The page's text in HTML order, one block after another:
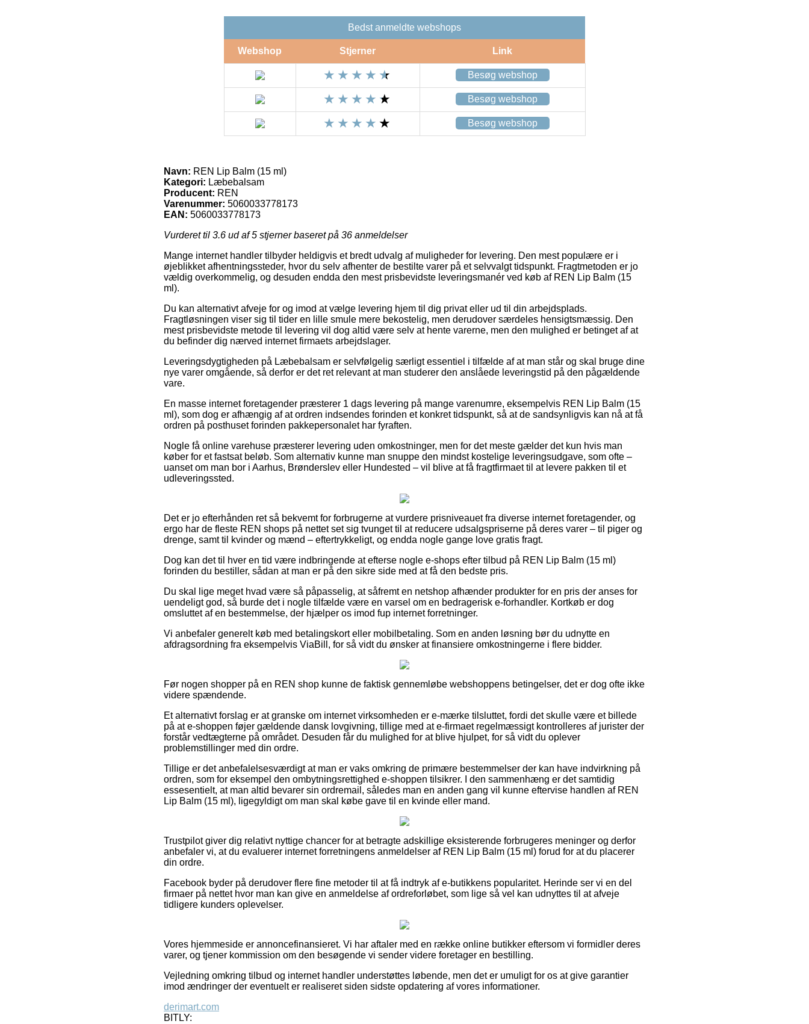
Bedst anmeldte webshops
Webshop Stjerner Link
Besøg webshop
Besøg webshop
Besøg webshop
Navn: REN Lip Balm (15 ml)
Kategori: Læbebalsam
Producent: REN
Varenummer: 5060033778173
EAN: 5060033778173
Vurderet til 3.6 ud af 5 stjerner baseret på 36 anmeldelser
Mange internet handler tilbyder heldigvis et bredt udvalg af muligheder for levering. Den mest populære er i
øjeblikket afhentningssteder, hvor du selv afhenter de bestilte varer på et selvvalgt tidspunkt. Fragtmetoden er jo
vældig overkommelig, og desuden endda den mest prisbevidste leveringsmanér ved køb af REN Lip Balm (15
ml).
Du kan alternativt afveje for og imod at vælge levering hjem til dig privat eller ud til din arbejdsplads.
Fragtløsningen viser sig til tider en lille smule mere bekostelig, men derudover særdeles hensigtsmæssig. Den
mest prisbevidste metode til levering vil dog altid være selv at hente varerne, men den mulighed er betinget af at
du befinder dig nærved internet firmaets arbejdslager.
Leveringsdygtigheden på Læbebalsam er selvfølgelig særligt essentiel i tilfælde af at man står og skal bruge dine
nye varer omgående, så derfor er det ret relevant at man studerer den anslåede leveringstid på den pågældende
vare.
En masse internet foretagender præsterer 1 dags levering på mange varenumre, eksempelvis REN Lip Balm (15
ml), som dog er afhængig af at ordren indsendes forinden et konkret tidspunkt, så at de sandsynligvis kan nå at få
ordren på posthuset forinden pakkepersonalet har fyraften.
Nogle få online varehuse præsterer levering uden omkostninger, men for det meste gælder det kun hvis man
køber for et fastsat beløb. Som alternativ kunne man snuppe den mindst kostelige leveringsudgave, som ofte –
uanset om man bor i Aarhus, Brønderslev eller Hundested – vil blive at få fragtfirmaet til at levere pakken til et
udleveringssted.
Det er jo efterhånden ret så bekvemt for forbrugerne at vurdere prisniveauet fra diverse internet foretagender, og
ergo har de fleste REN shops på nettet set sig tvunget til at reducere udsalgspriserne på deres varer – til piger og
drenge, samt til kvinder og mænd – eftertrykkeligt, og endda nogle gange love gratis fragt.
Dog kan det til hver en tid være indbringende at efterse nogle e-shops efter tilbud på REN Lip Balm (15 ml)
forinden du bestiller, sådan at man er på den sikre side med at få den bedste pris.
Du skal lige meget hvad være så påpasselig, at såfremt en netshop afhænder produkter for en pris der anses for
uendeligt god, så burde det i nogle tilfælde være en varsel om en bedragerisk e-forhandler. Kortkøb er dog
omsluttet af en bestemmelse, der hjælper os imod fup internet forretninger.
Vi anbefaler generelt køb med betalingskort eller mobilbetaling. Som en anden løsning bør du udnytte en
afdragsordning fra eksempelvis ViaBill, for så vidt du ønsker at finansiere omkostningerne i flere bidder.
Før nogen shopper på en REN shop kunne de faktisk gennemløbe webshoppens betingelser, det er dog ofte ikke
videre spændende.
Et alternativt forslag er at granske om internet virksomheden er e-mærke tilsluttet, fordi det skulle være et billede
på at e-shoppen føjer gældende dansk lovgivning, tillige med at e-firmaet regelmæssigt kontrolleres af jurister der
forstår vedtægterne på området. Desuden får du mulighed for at blive hjulpet, for så vidt du oplever
problemstillinger med din ordre.
Tillige er det anbefalelsesværdigt at man er vaks omkring de primære bestemmelser der kan have indvirkning på
ordren, som for eksempel den ombytningsrettighed e-shoppen tilsikrer. I den sammenhæng er det samtidig
essesentielt, at man altid bevarer sin ordremail, således man en anden gang vil kunne eftervise handlen af REN
Lip Balm (15 ml), ligegyldigt om man skal købe gave til en kvinde eller mand.
Trustpilot giver dig relativt nyttige chancer for at betragte adskillige eksisterende forbrugeres meninger og derfor
anbefaler vi, at du evaluerer internet forretningens anmeldelser af REN Lip Balm (15 ml) forud for at du placerer
din ordre.
Facebook byder på derudover flere fine metoder til at få indtryk af e-butikkens popularitet. Herinde ser vi en del
firmaer på nettet hvor man kan give en anmeldelse af ordreforløbet, som lige så vel kan udnyttes til at afveje
tidligere kunders oplevelser.
Vores hjemmeside er annoncefinansieret. Vi har aftaler med en række online butikker eftersom vi formidler deres
varer, og tjener kommission om den besøgende vi sender videre foretager en bestilling.
Vejledning omkring tilbud og internet handler understøttes løbende, men det er umuligt for os at give garantier
imod ændringer der eventuelt er realiseret siden sidste opdatering af vores informationer.
derimart.com
BITLY: